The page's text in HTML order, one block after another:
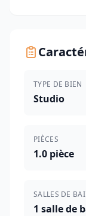
TYPE DE BIEN
Studio
PIÈCES
1.0 pièce
SALLES DE
1 salle de